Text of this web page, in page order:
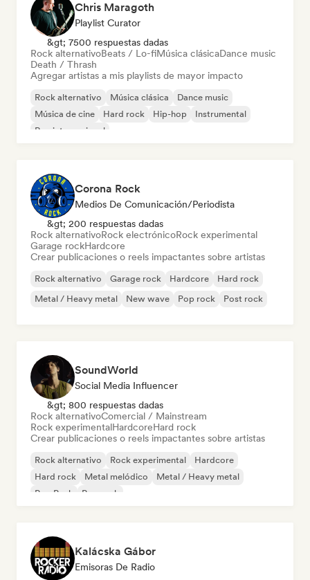
Chris Maragoth
Playlist Curator
&gt; 7500 respuestas dadas
Rock alternativoBeats / Lo-fiMúsica clásicaDance music
Death / Thrash
Agregar artistas a mis playlists de mayor impacto
Rock alternativo Música clásica
Dance music
Música de cine
Hard rock Hip-hop
Instrumental
Rap internacional
Corona Rock
Medios De Comunicación/Periodista
&gt; 200 respuestas dadas
Rock alternativoRock electrónicoRock experimental
Garage rockHardcore
Crear publicaciones o reels impactantes sobre artistas
Rock alternativo Garage rock Hardcore
Hard rock
Metal / Heavy metal
New wave Pop rock Post rock
SoundWorld
Social Media Influencer
&gt; 800 respuestas dadas
Rock alternativoComercial / Mainstream
Rock experimentalHardcoreHard rock
Crear publicaciones o reels impactantes sobre artistas
Rock alternativo Rock experimental
Hardcore
Hard rock
Metal melódico
Metal / Heavy metal
Pop Punk
Pop rock
Kalácska Gábor
Emisoras De Radio